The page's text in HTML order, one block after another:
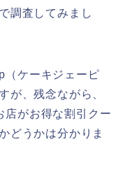
調査してみまし
（ケーキジェーピ
が、残念ながら、
がお得な割引クー
どうかは分かりま